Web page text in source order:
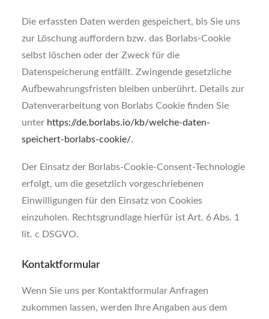
Die erfassten Daten werden gespeichert, bis Sie uns
zur Löschung auffordern bzw. das Borlabs-Cookie
selbst löschen oder der Zweck für die
Datenspeicherung entfällt. Zwingende gesetzliche
Aufbewahrungsfristen bleiben unberührt. Details zur
Datenverarbeitung von Borlabs Cookie finden Sie
unter https://de.borlabs.io/kb/welche-daten-
speichert-borlabs-cookie/.
Der Einsatz der Borlabs-Cookie-Consent-Technologie
erfolgt, um die gesetzlich vorgeschriebenen
Einwilligungen für den Einsatz von Cookies
einzuholen. Rechtsgrundlage hierfür ist Art. 6 Abs. 1
lit. c DSGVO.
Kontaktformular
Wenn Sie uns per Kontaktformular Anfragen
zukommen lassen, werden Ihre Angaben aus dem